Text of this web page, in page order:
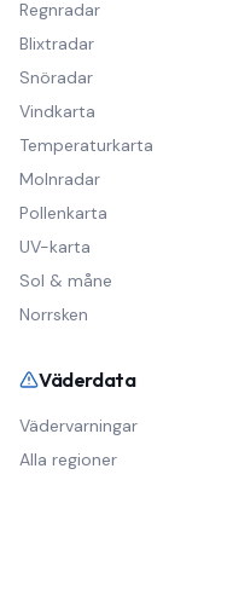
Regnradar
Blixtradar
Snöradar
Vindkarta
Temperaturkarta
Molnradar
Pollenkarta
UV-karta
Sol & måne
Norrsken
Väderdata
Vädervarningar
Alla regioner